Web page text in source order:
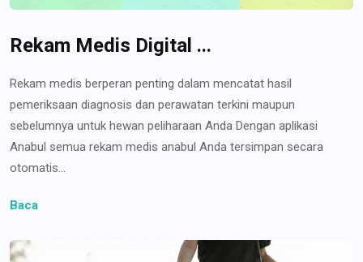
Rekam Medis Digital ...
Rekam medis berperan penting dalam mencatat hasil
pemeriksaan diagnosis dan perawatan terkini maupun
sebelumnya untuk hewan peliharaan Anda Dengan aplikasi
Anabul semua rekam medis anabul Anda tersimpan secara
otomatis...
Baca